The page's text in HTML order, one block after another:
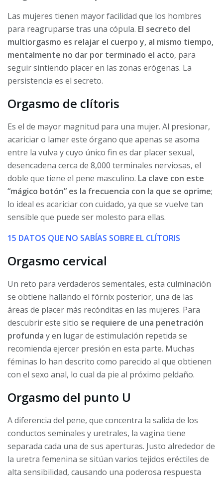
Las mujeres tienen mayor facilidad que los hombres
para reagruparse tras una cópula. El secreto del
multiorgasmo es relajar el cuerpo y, al mismo tiempo,
mentalmente no dar por terminado el acto, para
seguir sintiendo placer en las zonas erógenas. La
persistencia es el secreto.
Orgasmo de clítoris
Es el de mayor magnitud para una mujer. Al presionar,
acariciar o lamer este órgano que apenas se asoma
entre la vulva y cuyo único fin es dar placer sexual,
desencadena cerca de 8,000 terminales nerviosas, el
doble que tiene el pene masculino. La clave con este
“mágico botón” es la frecuencia con la que se oprime;
lo ideal es acariciar con cuidado, ya que se vuelve tan
sensible que puede ser molesto para ellas.
15 DATOS QUE NO SABÍAS SOBRE EL CLÍTORIS
Orgasmo cervical
Un reto para verdaderos sementales, esta culminación
se obtiene hallando el fórnix posterior, una de las
áreas de placer más recónditas en las mujeres. Para
descubrir este sitio se requiere de una penetración
profunda y en lugar de estimulación repetida se
recomienda ejercer presión en esta parte. Muchas
féminas lo han descrito como parecido al que obtienen
con el sexo anal, lo cual da pie al próximo peldaño.
Orgasmo del punto U
A diferencia del pene, que concentra la salida de los
conductos seminales y uretrales, la vagina tiene
separada cada una de sus aperturas. Justo alrededor de
la uretra femenina se sitúan varios tejidos eréctiles de
alta sensibilidad, causando una poderosa respuesta